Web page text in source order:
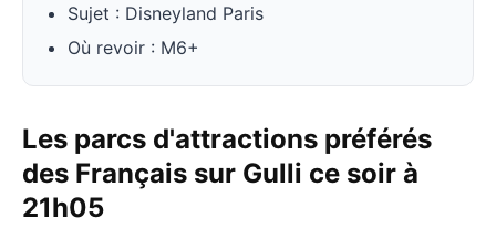
Sujet : Disneyland Paris
Où revoir : M6+
Les parcs d'attractions préférés
des Français sur Gulli ce soir à
21h05